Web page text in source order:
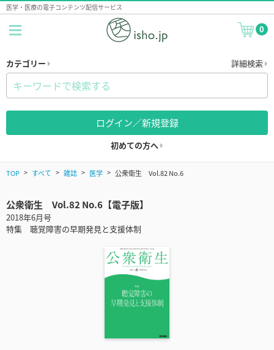
医学・医療の電子コンテンツ配信サービス
0
カテゴリー 詳細検索
ログイン／新規登録
初めての方へ
TOP すべて 雑誌 医学 公衆衛生 Vol.82 No.6
公衆衛生 Vol.82 No.6【電子版】
2018年6月号
特集 聴覚障害の早期発見と支援体制